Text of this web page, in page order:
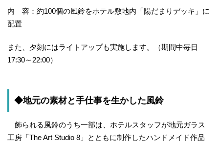
内 容：約100個の風鈴をホテル敷地内「陽だまりデッキ」に
配置
また、夕刻にはライトアップも実施します。（期間中毎日
17:30～22:00）
◆地元の素材と手仕事を生かした風鈴
飾られる風鈴のうち一部は、ホテルスタッフが地元ガラス
工房「The Art Studio 8」とともに制作したハンドメイド作品